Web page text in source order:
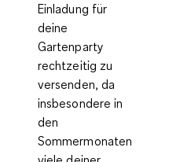
Einladung für
deine
Gartenparty
rechtzeitig zu
versenden, da
insbesondere in
den
Sommermonaten